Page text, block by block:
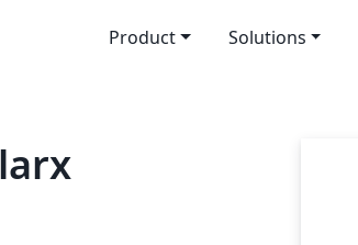
Product Solutions